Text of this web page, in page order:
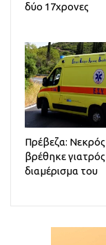
δύο 17χρονες
Πρέβεζα: Νεκρός
βρέθηκε
διαμέρισμα του